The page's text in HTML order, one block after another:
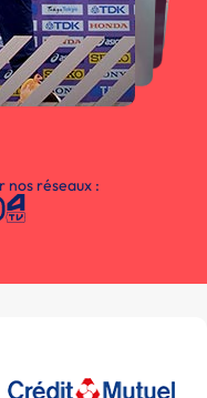
nos réseaux :